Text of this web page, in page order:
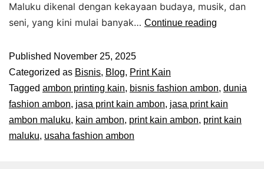
Maluku dikenal dengan kekayaan budaya, musik, dan
seni, yang kini mulai banyak… Continue reading
Published November 25, 2025
Categorized as Bisnis, Blog, Print Kain
Tagged ambon printing kain, bisnis fashion ambon, dunia
fashion ambon, jasa print kain ambon, jasa print kain
ambon maluku, kain ambon, print kain ambon, print kain
maluku, usaha fashion ambon